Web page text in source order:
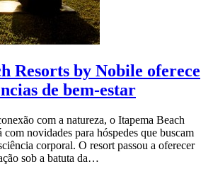
Resorts by Nobile oferece
de bem-estar
com a natureza, o Itapema Beach
novidades para hóspedes que buscam
corporal. O resort passou a oferecer
sob a batuta da…